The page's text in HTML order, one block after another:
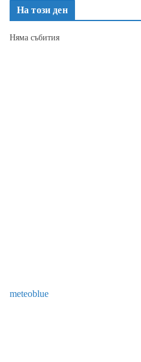
На този ден
Няма събития
meteoblue